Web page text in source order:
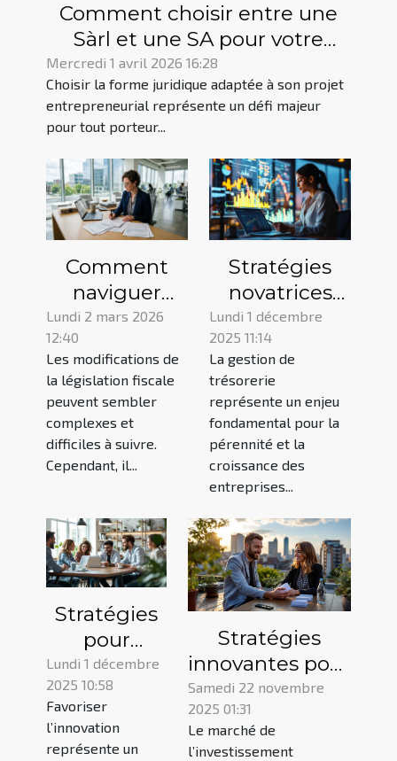
Comment choisir entre une
Sàrl et une SA pour votre
projet entrepreneurial ?
Mercredi 1 avril 2026 16:28
Choisir la forme juridique adaptée à son projet
entrepreneurial représente un défi majeur
pour tout porteur...
Comment
naviguer
dans les
modifications
récentes de
la législation
fiscale ?
Lundi 2 mars 2026
12:40
Les modifications de
la législation fiscale
peuvent sembler
complexes et
difficiles à suivre.
Cependant, il...
Stratégies
novatrices
pour
optimiser la
gestion de
trésorerie en
entreprise
Lundi 1 décembre
2025 11:14
La gestion de
trésorerie
représente un enjeu
fondamental pour la
pérennité et la
croissance des
entreprises...
Stratégies
pour
dynamiser
l'innovation
dans les
petites
Lundi 1 décembre
2025 10:58
Favoriser
l’innovation
représente un
Stratégies
innovantes pour
diversifier vos
investissements
immobiliers
Samedi 22 novembre
2025 01:31
Le marché de
l’investissement